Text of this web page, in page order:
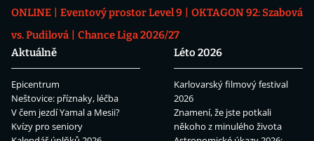
ONLINE
Eventový prostor Level 9
OKTAGON 92: Szabová
vs. Pudilová
Chance Liga 2026/27
Aktuálně
Epicentrum
Neštovice: příznaky, léčba
V čem jezdí Yamal a Mesii?
Kvízy pro seniory
Léto 2026
Karlovarský filmový festival
2026
Znamení, že jste potkali
někoho z minulého života